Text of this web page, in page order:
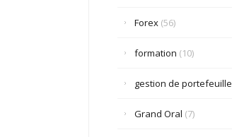
Forex(56)
formation (10)
gestion de portefeuille
Grand Oral (7)